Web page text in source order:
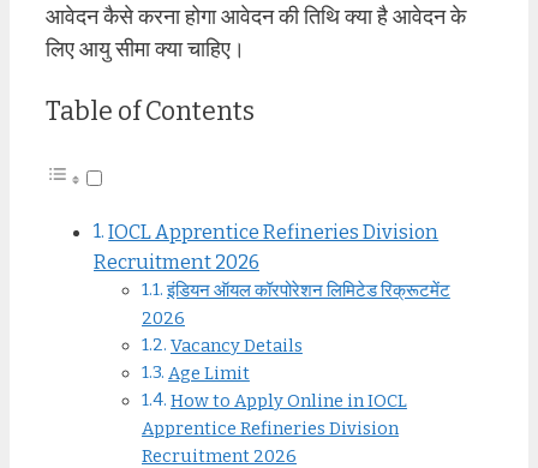
आवेदन कैसे करना होगा आवेदन की तिथि क्या है आवेदन के
लिए आयु सीमा क्या चाहिए।
Table of Contents
IOCL Apprentice Refineries Division
Recruitment 2026
इंडियन ऑयल कॉरपोरेशन लिमिटेड रिक्रूटमेंट
2026
Vacancy Details
Age Limit
How to Apply Online in IOCL
Apprentice Refineries Division
Recruitment 2026